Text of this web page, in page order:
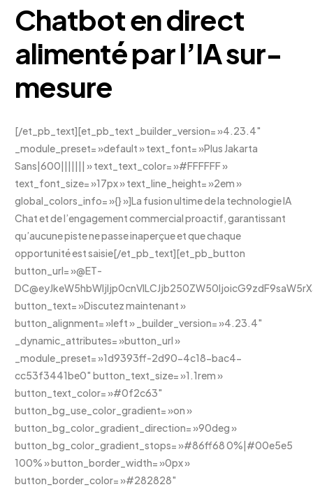
Chatbot en direct
alimenté par l’IA sur-
mesure
[/et_pb_text][et_pb_text _builder_version= »4.23.4″
_module_preset= »default » text_font= »Plus Jakarta
Sans|600||||||| » text_text_color= »#FFFFFF »
text_font_size= »17px » text_line_height= »2em »
global_colors_info= »{} »]La fusion ultime de la technologie IA
Chat et de l’engagement commercial proactif, garantissant
qu’aucune piste ne passe inaperçue et que chaque
opportunité est saisie[/et_pb_text][et_pb_button
button_url= »@ET-
button_text= »Discutez maintenant »
button_alignment= »left » _builder_version= »4.23.4″
_dynamic_attributes= »button_url »
_module_preset= »1d9393ff-2d90-4c18-bac4-
cc53f3441be0″ button_text_size= »1.1rem »
button_text_color= »#0f2c63″
button_bg_use_color_gradient= »on »
button_bg_color_gradient_direction= »90deg »
button_bg_color_gradient_stops= »#86ff68 0%|#00e5e5
100% » button_border_width= »0px »
button_border_color= »#282828″